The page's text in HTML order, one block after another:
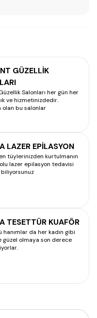
GÜZELLİK
Salonları her gün her
ve hizmetinizdedir.
olan bu salonlar
LAZER EPİLASYON
tüylerinizden kurtulmanın
lazer epilasyon tedavisi
TESETTÜR KUAFÖR
hanımlar da her kadın gibi
güzel olmaya son derece